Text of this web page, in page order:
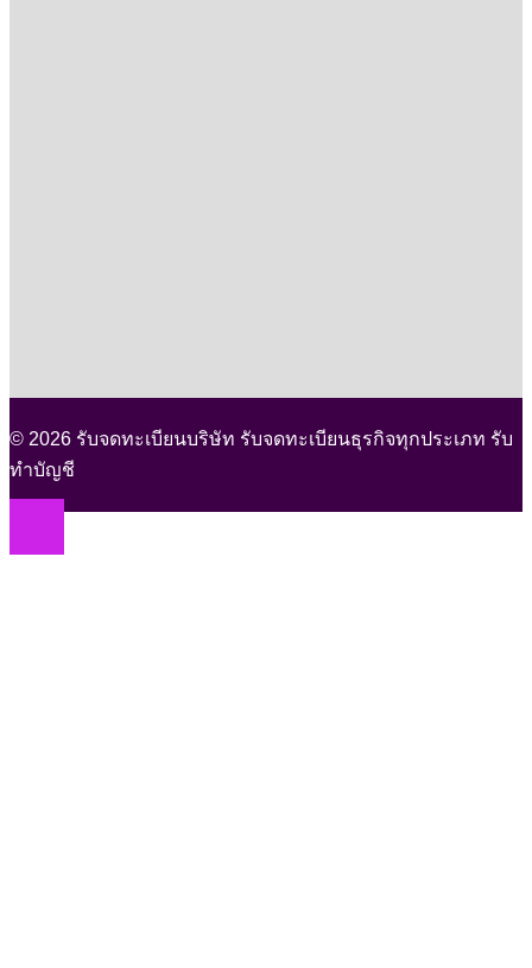
© 2026 รับจดทะเบียนบริษัท รับจดทะเบียนธุรกิจทุกประเภท รับ
ทำบัญชี